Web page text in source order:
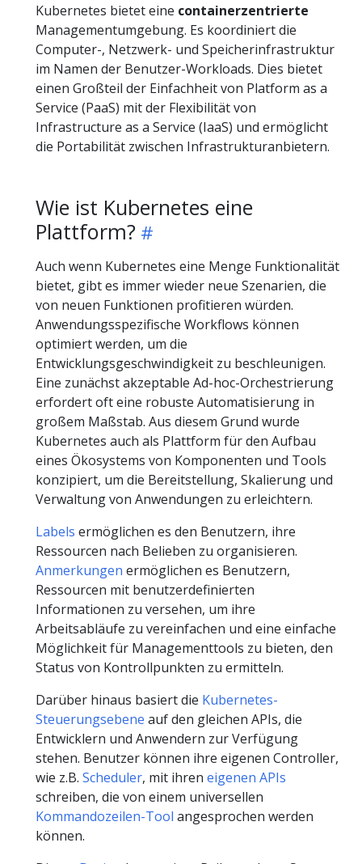
Kubernetes bietet eine containerzentrierte
Managementumgebung. Es koordiniert die
Computer-, Netzwerk- und Speicherinfrastruktur
im Namen der Benutzer-Workloads. Dies bietet
einen Großteil der Einfachheit von Platform as a
Service (PaaS) mit der Flexibilität von
Infrastructure as a Service (IaaS) und ermöglicht
die Portabilität zwischen Infrastrukturanbietern.
Wie ist Kubernetes eine
Plattform?
Auch wenn Kubernetes eine Menge Funktionalität
bietet, gibt es immer wieder neue Szenarien, die
von neuen Funktionen profitieren würden.
Anwendungsspezifische Workflows können
optimiert werden, um die
Entwicklungsgeschwindigkeit zu beschleunigen.
Eine zunächst akzeptable Ad-hoc-Orchestrierung
erfordert oft eine robuste Automatisierung in
großem Maßstab. Aus diesem Grund wurde
Kubernetes auch als Plattform für den Aufbau
eines Ökosystems von Komponenten und Tools
konzipiert, um die Bereitstellung, Skalierung und
Verwaltung von Anwendungen zu erleichtern.
Labels ermöglichen es den Benutzern, ihre
Ressourcen nach Belieben zu organisieren.
Anmerkungen ermöglichen es Benutzern,
Ressourcen mit benutzerdefinierten
Informationen zu versehen, um ihre
Arbeitsabläufe zu vereinfachen und eine einfache
Möglichkeit für Managementtools zu bieten, den
Status von Kontrollpunkten zu ermitteln.
Darüber hinaus basiert die Kubernetes-
Steuerungsebene auf den gleichen APIs, die
Entwicklern und Anwendern zur Verfügung
stehen. Benutzer können ihre eigenen Controller,
wie z.B. Scheduler, mit ihren eigenen APIs
schreiben, die von einem universellen
Kommandozeilen-Tool angesprochen werden
können.